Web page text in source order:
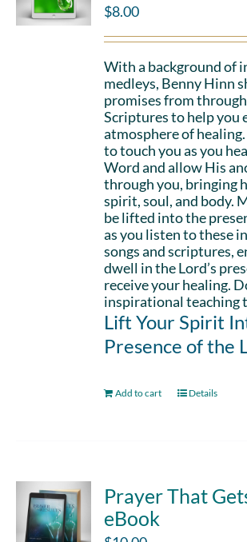
$8.00
With a background of
medleys, Benny Hinn
promises from
Scriptures to help you
atmosphere of
to touch you as you
Word and allow His
through you, bringing
spirit, soul, and body.
be lifted into the
as you listen to these
songs and scriptures,
dwell in the Lord’s
receive your healing.
inspirational teaching
Lift Your Spirit
Presence of the
Add to cart Details
Prayer That
eBook